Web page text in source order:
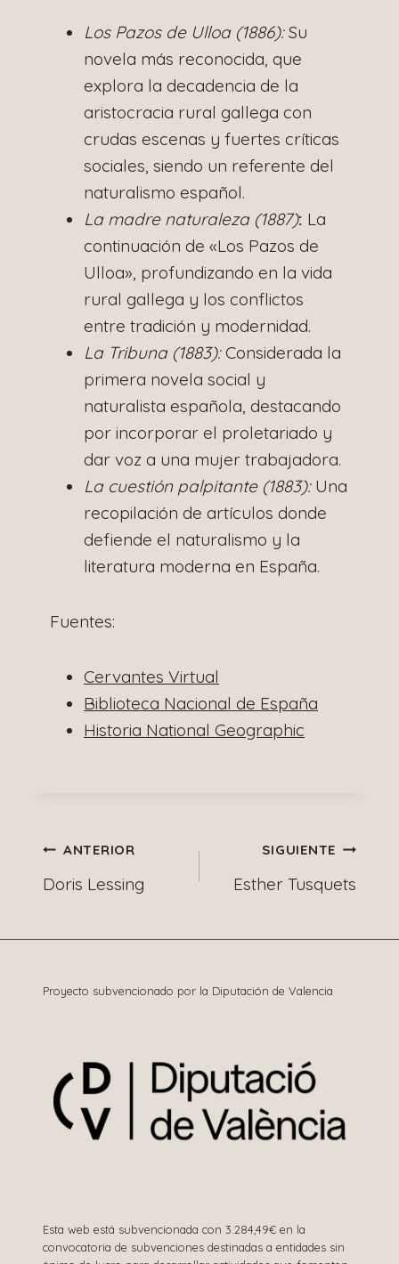
Los Pazos de Ulloa (1886):Su
novela más reconocida, que
explora la decadencia de la
aristocracia rural gallega con
crudas escenas y fuertes críticas
sociales, siendo un referente del
naturalismo español.
La madre naturaleza (1887): La
continuación de «Los Pazos de
Ulloa», profundizando en la vida
rural gallega y los conflictos
entre tradición y modernidad.
La Tribuna (1883):Considerada la
primera novela social y
naturalista española, destacando
por incorporar el proletariado y
dar voz a una mujer trabajadora.
La cuestión palpitante (1883):Una
recopilación de artículos donde
defiende el naturalismo y la
literatura moderna en España.
Fuentes:
Cervantes Virtual
Biblioteca Nacional de España
Historia National Geographic
Navegación
de
entradas
ANTERIOR
Doris Lessing
SIGUIENTE
Esther Tusquets
Proyecto subvencionado por la Diputación de Valencia
Esta web está subvencionada con 3.284,49€ en la
convocatoria de subvenciones destinadas a entidades sin